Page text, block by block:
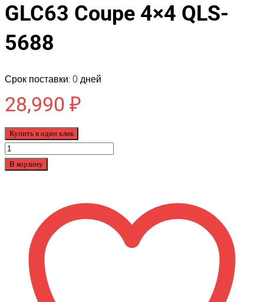
GLC63 Coupe 4×4 QLS-
5688
Срок поставки: 0 дней
28,990 ₽
Купить в один клик
Количество
товара
Coupe
В корзину